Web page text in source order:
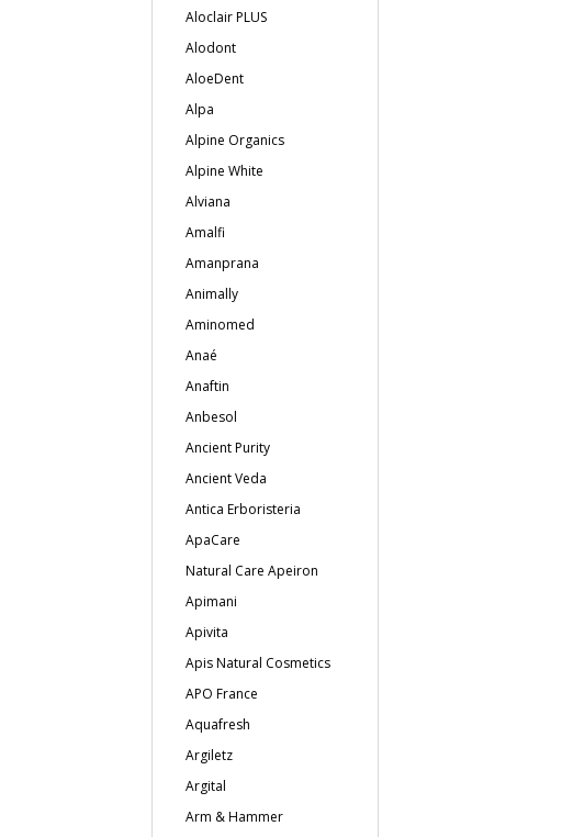
Aloclair PLUS
Alodont
AloeDent
Alpa
Alpine Organics
Alpine White
Alviana
Amalfi
Amanprana
Animally
Aminomed
Anaé
Anaftin
Anbesol
Ancient Purity
Ancient Veda
Antica Erboristeria
ApaCare
Natural Care Apeiron
Apimani
Apivita
Apis Natural Cosmetics
APO France
Aquafresh
Argiletz
Argital
Arm & Hammer